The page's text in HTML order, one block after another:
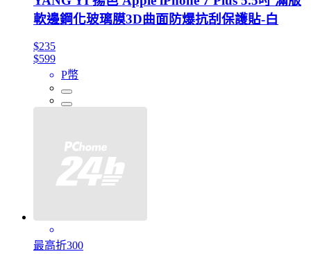
軟邊鋼化玻璃膜3D曲面防爆抗刮保護貼-白
$235
$599
P幣
最高折300